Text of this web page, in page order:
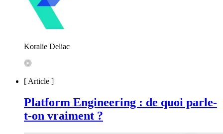
Koralie Deliac
[ Article ]
Platform Engineering : de quoi parle-
t-on vraiment ?